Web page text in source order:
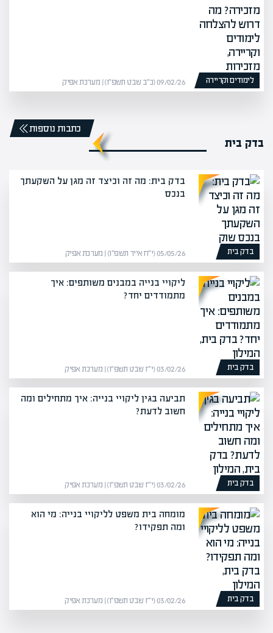
לימודים וקריירה 09/02/26 (כ״ב שבט תשפ״ו) | מערכת אפיק
בדק בית
כתבות נוספות
בדק בית
בדק בית: מה זה וכיצד זה מגן על השקעתך
בנכס
05/05/26 (י״ח אייר תשפ״ו) | מערכת אפיק
בדק בית
ליקויי בנייה במבנים משותפים: איך
מתמודדים יחד?
03/02/26 (י״ז שבט תשפ״ו) | מערכת אפיק
בדק בית
תביעה בגין ליקויי בנייה: איך מתחילים ומה
חשוב לדעת?
03/02/26 (י״ז שבט תשפ״ו) | מערכת אפיק
בדק בית
מומחה בית משפט לליקויי בנייה: מי הוא
ומה תפקידו?
03/02/26 (י״ז שבט תשפ״ו) | מערכת אפיק